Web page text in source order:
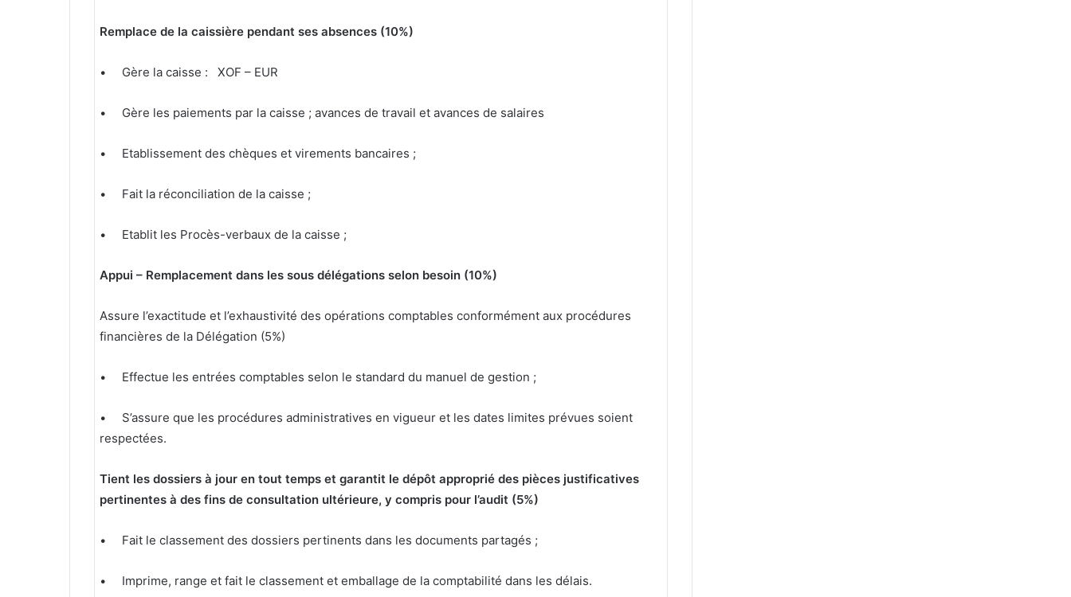
Remplace de la caissière pendant ses absences (10%)
• Gère la caisse : XOF – EUR
• Gère les paiements par la caisse ; avances de travail et avances de salaires
• Etablissement des chèques et virements bancaires ;
• Fait la réconciliation de la caisse ;
• Etablit les Procès-verbaux de la caisse ;
Appui – Remplacement dans les sous délégations selon besoin (10%)
Assure l’exactitude et l’exhaustivité des opérations comptables conformément aux procédures
financières de la Délégation (5%)
• Effectue les entrées comptables selon le standard du manuel de gestion ;
• S’assure que les procédures administratives en vigueur et les dates limites prévues soient
respectées.
Tient les dossiers à jour en tout temps et garantit le dépôt approprié des pièces justificatives
pertinentes à des fins de consultation ultérieure, y compris pour l’audit (5%)
• Fait le classement des dossiers pertinents dans les documents partagés ;
• Imprime, range et fait le classement et emballage de la comptabilité dans les délais.